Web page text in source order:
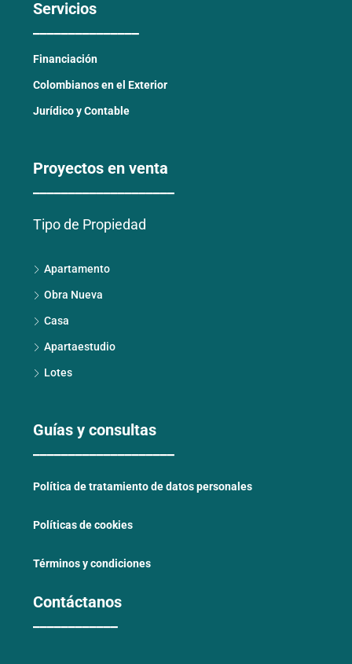
Servicios
Financiación
Colombianos en el Exterior
Jurídico y Contable
Proyectos en venta
Tipo de Propiedad
Apartamento
Obra Nueva
Casa
Apartaestudio
Lotes
Guías y consultas
Política de tratamiento de datos personales
Políticas de cookies
Términos y condiciones
Contáctanos